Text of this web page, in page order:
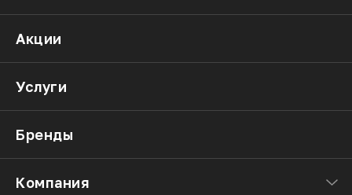
Акции
Услуги
Бренды
Компания